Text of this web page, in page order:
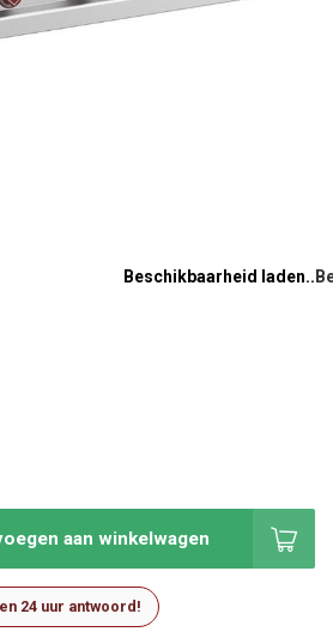
Beschikbaarheid laden..
aan winkelwagen
24 uur antwoord!